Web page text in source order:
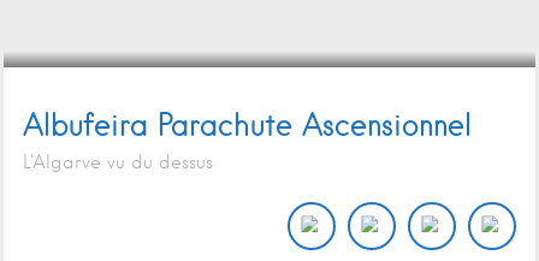
Albufeira Parachute Ascensionnel
L'Algarve vu du dessus